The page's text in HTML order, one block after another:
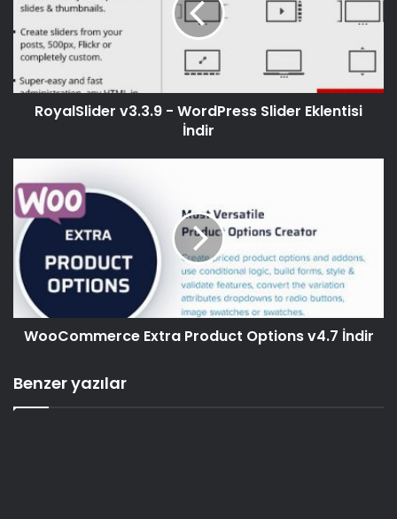
RoyalSlider v3.3.9 - WordPress Slider Eklentisi
İndir
WooCommerce Extra Product Options v4.7 İndir
Benzer yazılar